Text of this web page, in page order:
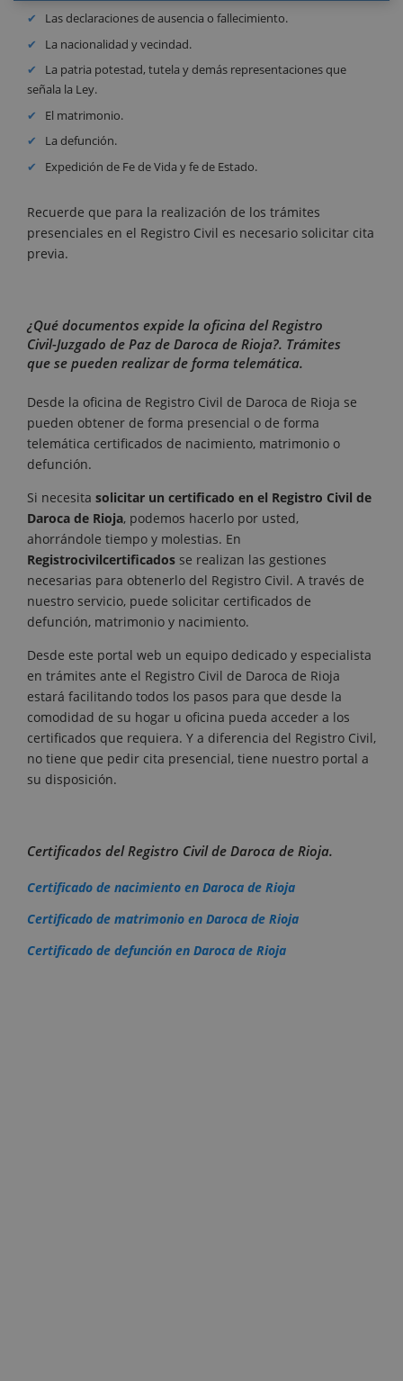
Las declaraciones de ausencia o fallecimiento.
La nacionalidad y vecindad.
La patria potestad, tutela y demás representaciones que
señala la Ley.
El matrimonio.
La defunción.
Expedición de Fe de Vida y fe de Estado.
Recuerde que para la realización de los trámites
presenciales en el Registro Civil es necesario solicitar cita
previa.
¿Qué documentos expide la oficina del Registro
Civil-Juzgado de Paz de Daroca de Rioja?. Trámites
que se pueden realizar de forma telemática.
Desde la oficina de Registro Civil de Daroca de Rioja se
pueden obtener de forma presencial o de forma
telemática certificados de nacimiento, matrimonio o
defunción.
Si necesita solicitar un certificado en el Registro Civil de
Daroca de Rioja, podemos hacerlo por usted,
ahorrándole tiempo y molestias. En
Registrocivilcertificados se realizan las gestiones
necesarias para obtenerlo del Registro Civil. A través de
nuestro servicio, puede solicitar certificados de
defunción, matrimonio y nacimiento.
Desde este portal web un equipo dedicado y especialista
en trámites ante el Registro Civil de Daroca de Rioja
estará facilitando todos los pasos para que desde la
comodidad de su hogar u oficina pueda acceder a los
certificados que requiera. Y a diferencia del Registro Civil,
no tiene que pedir cita presencial, tiene nuestro portal a
su disposición.
Certificados del Registro Civil de Daroca de Rioja.
Certificado de nacimiento en Daroca de Rioja
Certificado de matrimonio en Daroca de Rioja
Certificado de defunción en Daroca de Rioja